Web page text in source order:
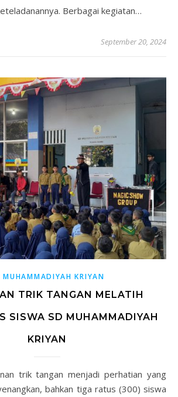
Berbagai kegiatan…
September 20, 2024
MUHAMMADIYAH KRIYAN
TRIK TANGAN MELATIH
SISWA SD MUHAMMADIYAH
KRIYAN
bahkan tiga ratus (300) siswa